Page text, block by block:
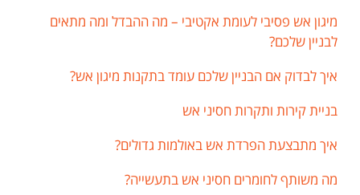
מיגון אש פסיבי לעומת אקטיבי – מה ההבדל ומה מתאים
לבניין שלכם?
איך לבדוק אם הבניין שלכם עומד בתקנות מיגון אש?
בניית קירות ותקרות חסיני אש
איך מתבצעת הפרדת אש באולמות גדולים?
מה משותף לחומרים חסיני אש בתעשייה?